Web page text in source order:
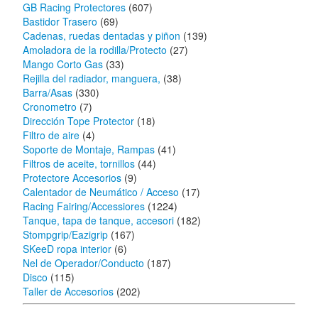
GB Racing Protectores (607)
Bastidor Trasero (69)
Cadenas, ruedas dentadas y piñon (139)
Amoladora de la rodilla/Protecto (27)
Mango Corto Gas (33)
Rejilla del radiador, manguera, (38)
Barra/Asas (330)
Cronometro (7)
Dirección Tope Protector (18)
Filtro de aire (4)
Soporte de Montaje, Rampas (41)
Filtros de aceite, tornillos (44)
Protectore Accesorios (9)
Calentador de Neumático / Acceso (17)
Racing Fairing/Accessiores (1224)
Tanque, tapa de tanque, accesori (182)
Stompgrip/Eazigrip (167)
SKeeD ropa interior (6)
Nel de Operador/Conducto (187)
Disco (115)
Taller de Accesorios (202)